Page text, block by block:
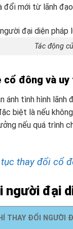
đổi mới từ lãnh
Tác động
cổ đông và
ánh tình hình
biệt là nếu
nếu quá trình
tục thay đổi cổ
người đại
THAY ĐỔI NGƯỜI